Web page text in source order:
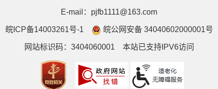
E-mail：pjfb1111@163.com
皖ICP备14003261号-1 皖公网安备 34040602000001号
网站标识码：3404060001 本站已支持IPV6访问